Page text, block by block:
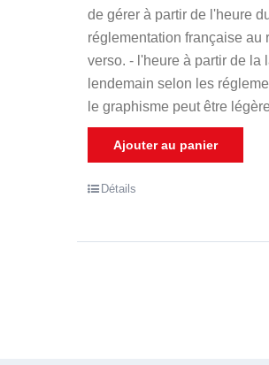
de gérer à partir de l'heure
réglementation française au
verso. - l'heure à partir de la
lendemain selon les
le graphisme peut être
Ajouter au panier
Détails